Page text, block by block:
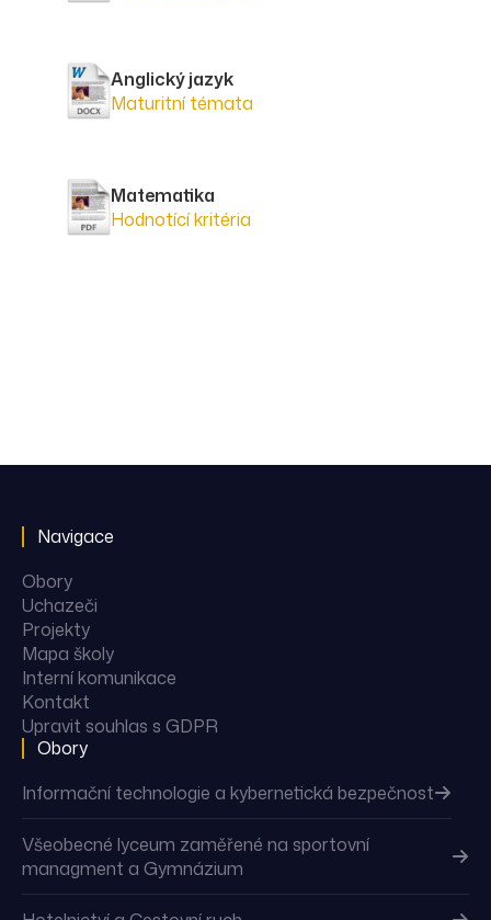
Anglický jazyk
Maturitní témata
Matematika
Hodnotící kritéria
Navigace
Obory
Uchazeči
Projekty
Mapa školy
Interní komunikace
Kontakt
Upravit souhlas s GDPR
Obory
Informační technologie a kybernetická bezpečnost
Všeobecné lyceum zaměřené na sportovní
managment a Gymnázium